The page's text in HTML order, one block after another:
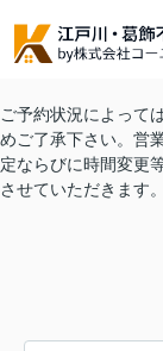
ご予約状況によって
めご了承下さい。営
定ならびに時間変更
させていただきます。